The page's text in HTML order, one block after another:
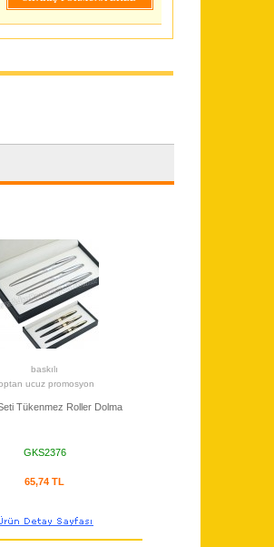
baskılı
ucuz promosyon
Tükenmez Roller Dolma
GKS2376
65,74 TL